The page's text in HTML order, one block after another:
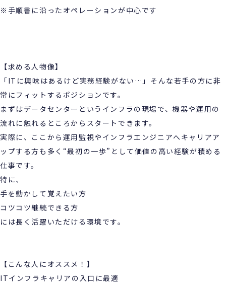
※手順書に沿ったオペレーションが中心です
【求める人物像】
「ITに興味はあるけど実務経験がない…」そんな若手の方に非
常にフィットするポジションです。
まずはデータセンターというインフラの現場で、機器や運用の
流れに触れるところからスタートできます。
実際に、ここから運用監視やインフラエンジニアへキャリアア
ップする方も多く“最初の一歩”として価値の高い経験が積める
仕事です。
特に、
手を動かして覚えたい方
コツコツ継続できる方
には長く活躍いただける環境です。
【こんな人にオススメ！】
ITインフラキャリアの入口に最適